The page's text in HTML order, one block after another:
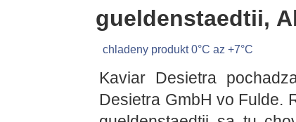
gueldenstaedtii,
chladeny produkt 0°C az +7°C
Kaviar Desietra
Desietra GmbH vo Fulde.